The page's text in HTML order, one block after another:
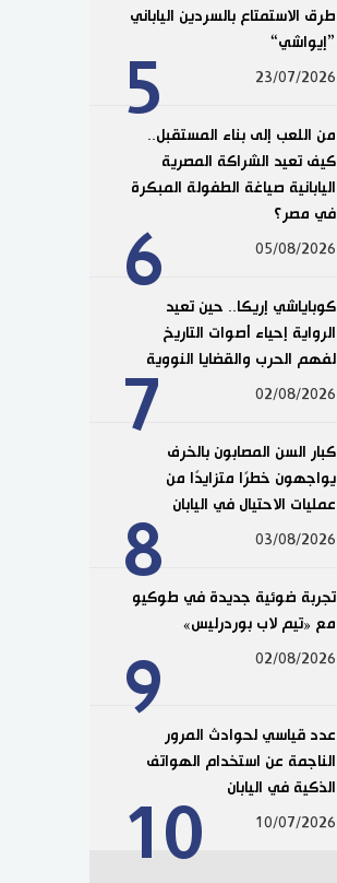
5
طرق الاستمتاع بالسردين الياباني
”إيواشي“
23/07/2026
6
من اللعب إلى بناء المستقبل..
كيف تعيد الشراكة المصرية
اليابانية صياغة الطفولة المبكرة
في مصر؟
05/08/2026
7
كوباياشي إريكا.. حين تعيد
الرواية إحياء أصوات التاريخ
لفهم الحرب والقضايا النووية
02/08/2026
8
كبار السن المصابون بالخرف
يواجهون خطرًا متزايدًا من
عمليات الاحتيال في اليابان
03/08/2026
9
تجربة ضوئية جديدة في طوكيو
مع «تيم لاب بوردرليس»
02/08/2026
10
عدد قياسي لحوادث المرور
الناجمة عن استخدام الهواتف
الذكية في اليابان
10/07/2026